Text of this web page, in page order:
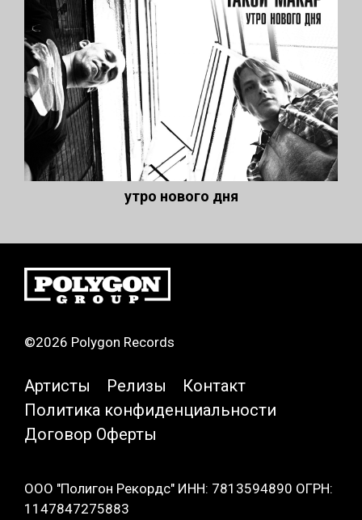
утро нового дня
©2026 Polygon Records
Артисты Релизы
Контакт
Политика конфиденциальности
Договор Оферты
ООО "Полигон Рекордс" ИНН: 7813594890 ОГРН:
1147847275883